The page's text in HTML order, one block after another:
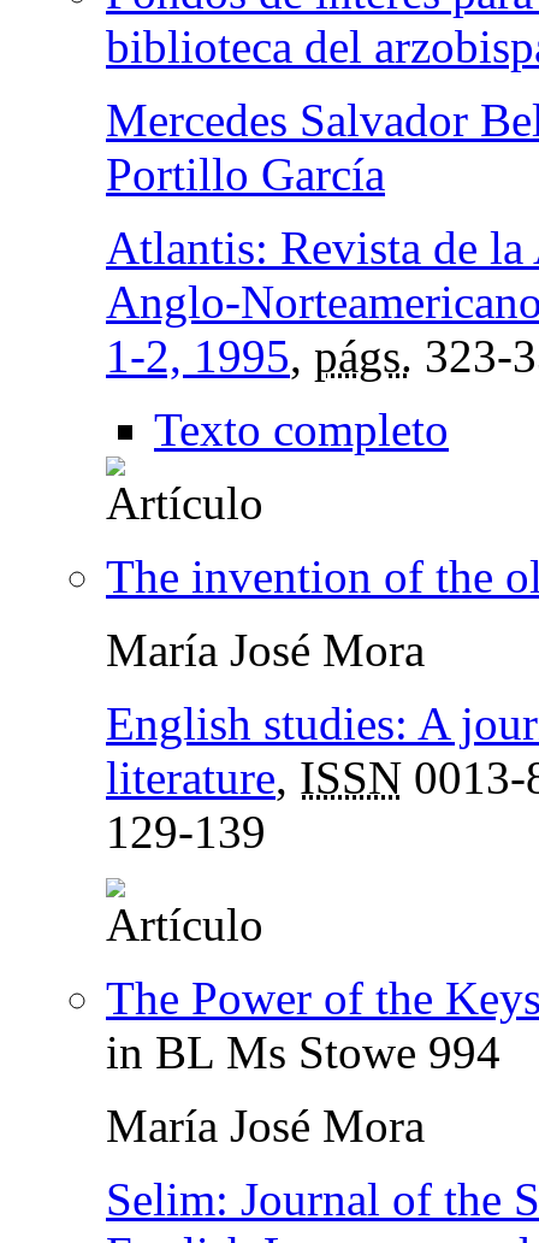
biblioteca del
Mercedes Salvador
Portillo García
Atlantis: Revista de la
Anglo-
1-2, 1995, págs. 323-
Texto completo
The invention of the
María José Mora
English studies: A
literature, ISSN
129-139
The Power of the
in BL Ms Stowe 994
María José Mora
Selim: Journal of the